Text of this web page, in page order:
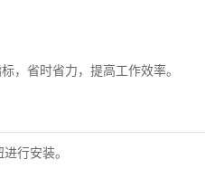
，省时省力，提高工作效率。
行安装。